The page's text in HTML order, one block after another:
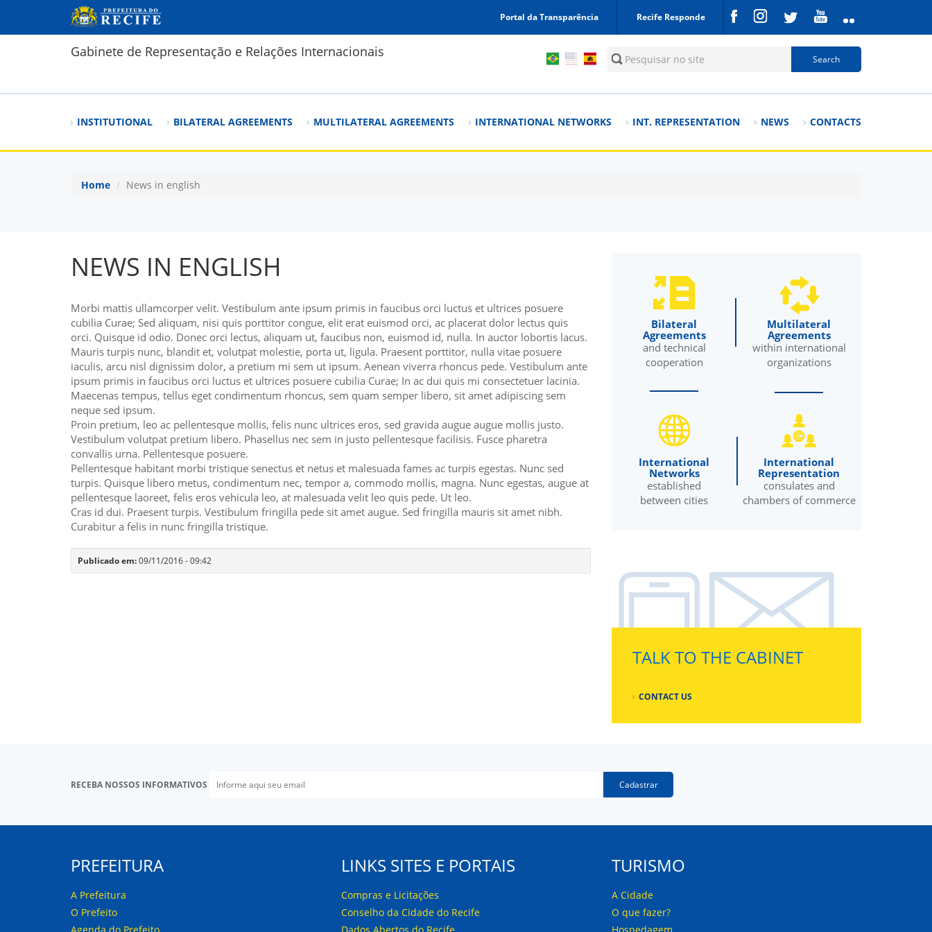
Skip to main content
Portal da Transparência
Recife Responde
Gabinete de Representação e Relações Internacionais Search form
Search
INSTITUTIONAL BILATERAL AGREEMENTS MULTILATERAL AGREEMENTS INTERNATIONAL NETWORKS INT. REPRESENTATION NEWS CONTACTS
Home News in english
NEWS IN ENGLISH
Morbi mattis ullamcorper velit. Vestibulum ante ipsum primis in faucibus orci luctus et ultrices posuere
cubilia Curae; Sed aliquam, nisi quis porttitor congue, elit erat euismod orci, ac placerat dolor lectus quis
orci. Quisque id odio. Donec orci lectus, aliquam ut, faucibus non, euismod id, nulla. In auctor lobortis lacus.
Mauris turpis nunc, blandit et, volutpat molestie, porta ut, ligula. Praesent porttitor, nulla vitae posuere
iaculis, arcu nisl dignissim dolor, a pretium mi sem ut ipsum. Aenean viverra rhoncus pede. Vestibulum ante
ipsum primis in faucibus orci luctus et ultrices posuere cubilia Curae; In ac dui quis mi consectetuer lacinia.
Maecenas tempus, tellus eget condimentum rhoncus, sem quam semper libero, sit amet adipiscing sem
neque sed ipsum.
Proin pretium, leo ac pellentesque mollis, felis nunc ultrices eros, sed gravida augue augue mollis justo.
Vestibulum volutpat pretium libero. Phasellus nec sem in justo pellentesque facilisis. Fusce pharetra
convallis urna. Pellentesque posuere.
Pellentesque habitant morbi tristique senectus et netus et malesuada fames ac turpis egestas. Nunc sed
turpis. Quisque libero metus, condimentum nec, tempor a, commodo mollis, magna. Nunc egestas, augue at
pellentesque laoreet, felis eros vehicula leo, at malesuada velit leo quis pede. Ut leo.
Cras id dui. Praesent turpis. Vestibulum fringilla pede sit amet augue. Sed fringilla mauris sit amet nibh.
Curabitur a felis in nunc fringilla tristique.
Publicado em:09/11/2016 - 09:42
Bilateral
Agreements
and technical
cooperation
Multilateral
Agreements
within international
organizations
International
Networks
established
between cities
International
Representation
consulates and
chambers of commerce
TALK TO THE CABINET
CONTACT US
RECEBA NOSSOS INFORMATIVOS Cadastrar
PREFEITURA
A Prefeitura
O Prefeito
LINKS SITES E PORTAIS
Compras e Licitações
Conselho da Cidade do Recife
TURISMO
A Cidade
O que fazer?